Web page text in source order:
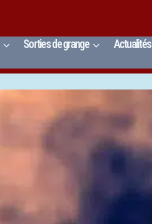
Sorties de grange Actualités